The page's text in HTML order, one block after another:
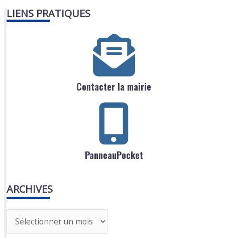
LIENS PRATIQUES
Contacter la mairie
PanneauPocket
ARCHIVES
r